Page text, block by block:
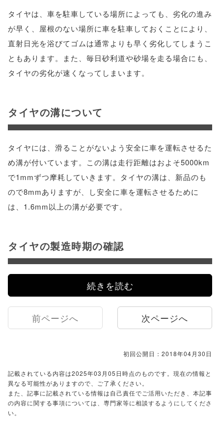
タイヤは、車を駐車している場所によっても、劣化の進み
が早く、屋根のない場所に車を駐車しておくことにより、
直射日光を浴びてゴムは通常よりも早く劣化してしまうこ
ともあります。また、毎日砂利道や砂場を走る場合にも、
タイヤの劣化が速くなってしまいます。
タイヤの溝について
タイヤには、滑ることがないよう安全に車を運転させるた
め溝が付いています。この溝は走行距離はおよそ5000km
で1mmずつ摩耗していきます。タイヤの溝は、新品のも
ので8mmありますが、し安全に車を運転させるために
は、1.6mm以上の溝が必要です。
タイヤの製造時期の確認
続きを読む
前ページへ 次ページへ
初回公開日：2018年04月30日
記載されている内容は2025年03月05日時点のものです。現在の情報と
異なる可能性がありますので、ご了承ください。
また、記事に記載されている情報は自己責任でご活用いただき、本記事
の内容に関する事項については、専門家等に相談するようにしてくださ
い。